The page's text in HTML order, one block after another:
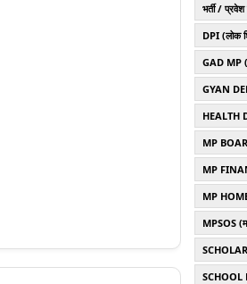
भर्ती / प्रवेश
DPI (लोक
GAD MP
GYAN
HEALTH
MP
MP
MP
MPSOS
SCHOOL